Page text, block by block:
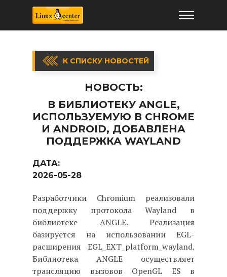
К СПИСКУ НОВОСТЕЙ
НОВОСТЬ:
В БИБЛИОТЕКУ ANGLE,
ИСПОЛЬЗУЕМУЮ В CHROME
И ANDROID, ДОБАВЛЕНА
ПОДДЕРЖКА WAYLAND
ДАТА:
2026-05-28
Разработчики Chromium реализовали
поддержку протокола Wayland в
библиотеке ANGLE. Реализация
базируется на использовании EGL-
расширения EGL_EXT_platform_wayland.
Библиотека ANGLE осуществляет
трансляцию вызовов OpenGL ES в